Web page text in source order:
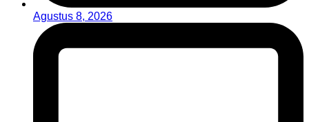
Agustus 8, 2026